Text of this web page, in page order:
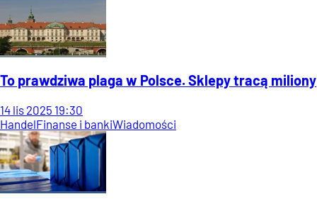
To prawdziwa plaga w Polsce. Sklepy tracą miliony
14 lis 2025 19:30
HandelFinanse i bankiWiadomości